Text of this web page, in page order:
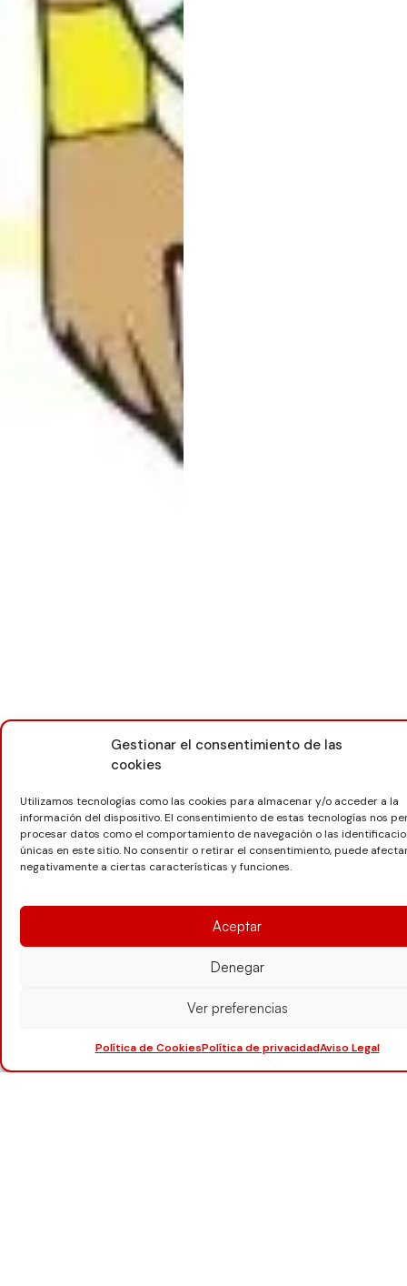
Gestionar el consentimiento de las
cookies
Utilizamos tecnologías como las cookies para almacenar y/o acceder a la
información del dispositivo. El consentimiento de estas tecnologías nos
procesar datos como el comportamiento de navegación o las
únicas en este sitio. No consentir o retirar el consentimiento, puede
negativamente a ciertas características y funciones.
Aceptar
Denegar
Ver preferencias
Política de CookiesPolítica de privacidadAviso Legal